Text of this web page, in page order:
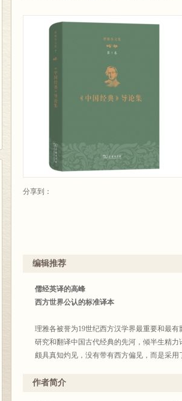
分享到：
编辑推荐
儒经英译的高峰
西方世界公认的标准译本
理雅各被誉为19世纪西方汉学界最重要和最
研究和翻译中国古代经典的先河，倾半生精
颇具真知灼见，没有带有西方偏见，而是采
作者简介